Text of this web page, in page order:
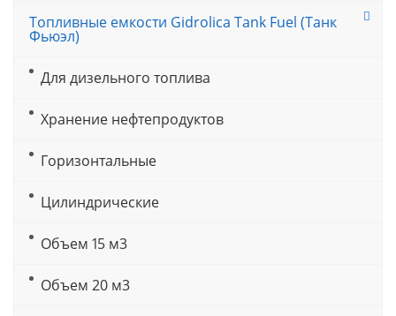
Топливные емкости Gidrolica Tank Fuel (Танк
Фьюэл)
Для дизельного топлива
Хранение нефтепродуктов
Горизонтальные
Цилиндрические
Объем 15 м3
Объем 20 м3